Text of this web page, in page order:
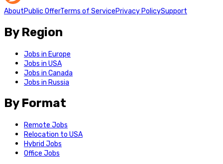
AboutPublic OfferTerms of ServicePrivacy PolicySupport
By Region
Jobs in Europe
Jobs in USA
Jobs in Canada
Jobs in Russia
By Format
Remote Jobs
Relocation to USA
Hybrid Jobs
Office Jobs